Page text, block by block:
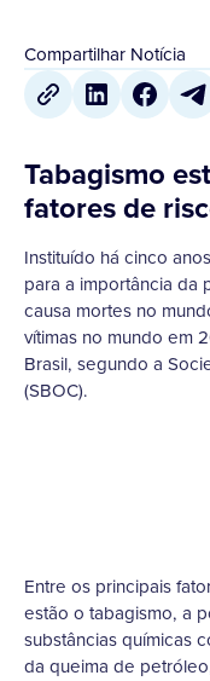
Compartilhar Notícia
Tabagismo
fatores de
Instituído há cinco
para a importância
causa mortes no
vítimas no mundo em
Brasil, segundo a
(SBOC).
Entre os principais
estão o tabagismo, a
substâncias químicas
da queima de